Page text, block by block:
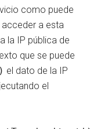
como puede
a esta
la IP pública de
que se puede
el dato de la IP
el